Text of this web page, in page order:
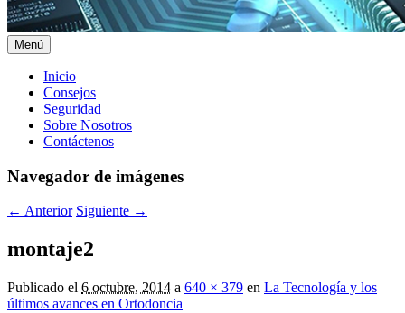
Menú
Menú
principal
Inicio
Consejos
Seguridad
Sobre Nosotros
Contáctenos
Navegador de imágenes
← Anterior Siguiente →
montaje2
Publicado el 6 octubre, 2014 a 640 × 379 en La Tecnología y los
últimos avances en Ortodoncia